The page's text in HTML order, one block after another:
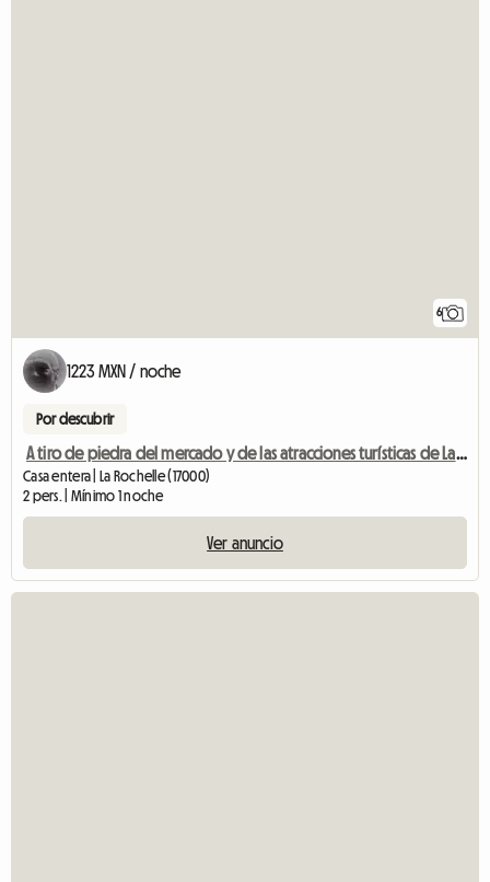
6
1223 MXN / noche
Por descubrir
A tiro de piedra del mercado y de las atracciones turísticas de La Rochelle.
Casa entera | La Rochelle (17000)
2 pers. | Mínimo 1 noche
Ver anuncio